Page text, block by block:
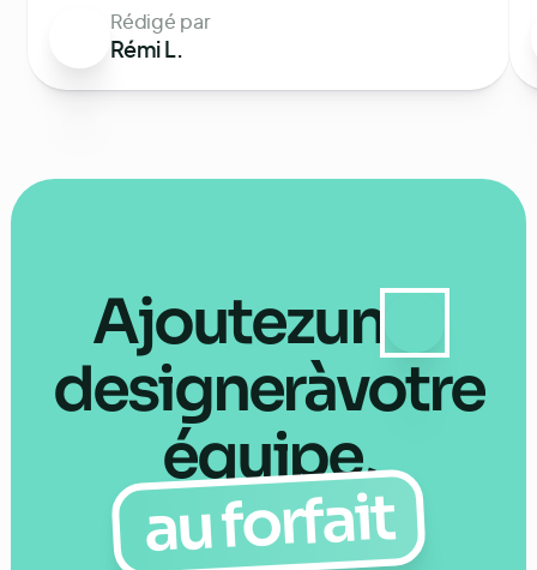
déclinaisons pour tenir le flux multiplié.
Rédigé par
Rémi L.
Ajoutezun
designeràvotre
équipe,
au forfait